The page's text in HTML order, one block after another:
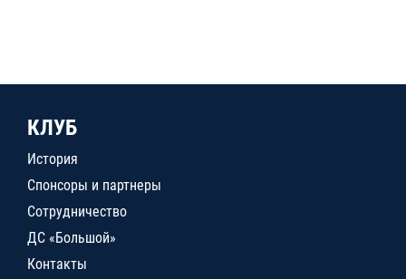
КЛУБ
История
Спонсоры и партнеры
Сотрудничество
ДС «Большой»
Контакты